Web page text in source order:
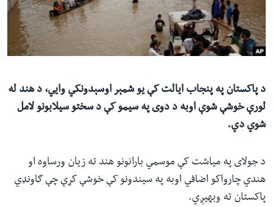
شئ
لټون
ځای
شئ
له مونږ سره په تماس کې پاتې شئ
ژبې
د پاکستان په پنجاب ایالت کې یو شمېر اوسېدونکي وايي، د هند له
لورې خوشې شوې اوبه د دوی په سیمو کې د سختو سیلابونو لامل
شوي دي.
د جولای په میاشت کې موسمي بارانونو هند ته زیان ورساوه او
هندي چارواکو اضافي اوبه په سیندونو کې خوشې کړې چې ګاونډي
پاکستان ته وبهیږي.